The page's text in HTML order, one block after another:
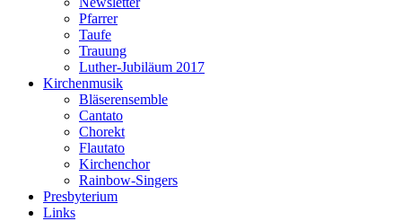
Pfarrer
Taufe
Trauung
Luther-Jubiläum 2017
Kirchenmusik
Bläserensemble
Cantato
Chorekt
Flautato
Kirchenchor
Rainbow-Singers
Presbyterium
Links